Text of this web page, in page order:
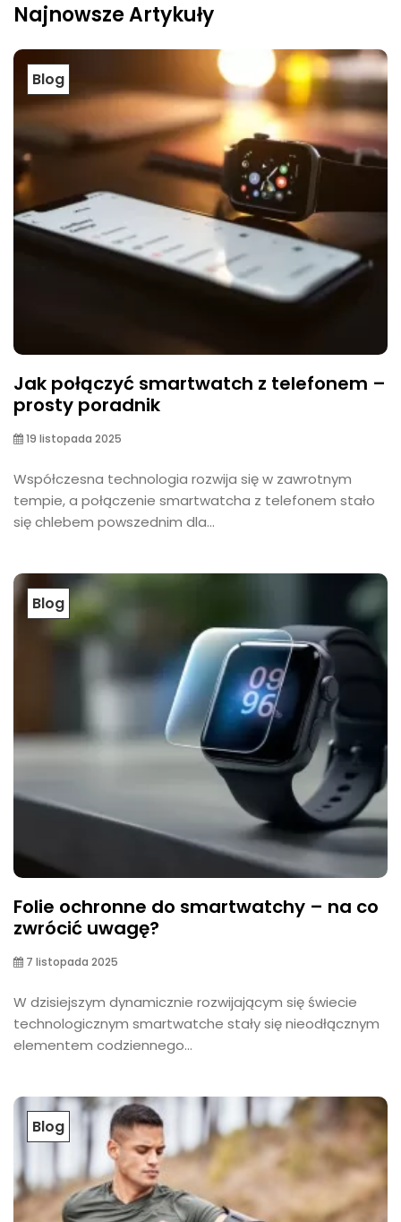
Najnowsze Artykuły
Blog
Jak połączyć smartwatch z telefonem –
prosty poradnik
19 listopada 2025
Współczesna technologia rozwija się w zawrotnym
tempie, a połączenie smartwatcha z telefonem stało
się chlebem powszednim dla...
Blog
Folie ochronne do smartwatchy – na co
zwrócić uwagę?
7 listopada 2025
W dzisiejszym dynamicznie rozwijającym się świecie
technologicznym smartwatche stały się nieodłącznym
elementem codziennego...
Blog